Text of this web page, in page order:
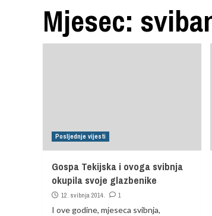
Mjesec:
Posljednje vijesti
Gospa Tekijska i ovoga svibnja
okupila svoje glazbenike
12. svibnja 2014. 1
I ove godine, mjeseca svibnja,